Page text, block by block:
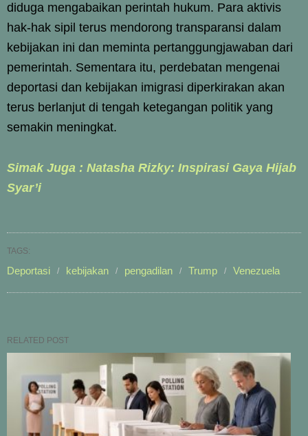
diduga mengabaikan perintah hukum. Para aktivis
hak-hak sipil terus mendorong transparansi dalam
kebijakan ini dan meminta pertanggungjawaban dari
pemerintah. Sementara itu, perdebatan mengenai
deportasi dan kebijakan imigrasi diperkirakan akan
terus berlanjut di tengah ketegangan politik yang
semakin meningkat.
Simak Juga : Natasha Rizky: Inspirasi Gaya Hijab
Syar’i
TAGS:
Deportasi kebijakan pengadilan Trump Venezuela
RELATED POST